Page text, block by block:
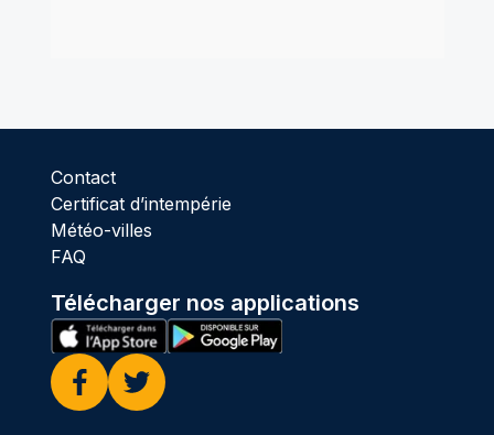
Contact
Certificat d’intempérie
Météo-villes
FAQ
Télécharger nos applications
Facebook
Twitter